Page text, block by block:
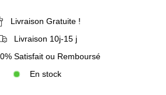
Livraison Gratuite !
Livraison 10j-15 j
Satisfait ou Remboursé
En stock